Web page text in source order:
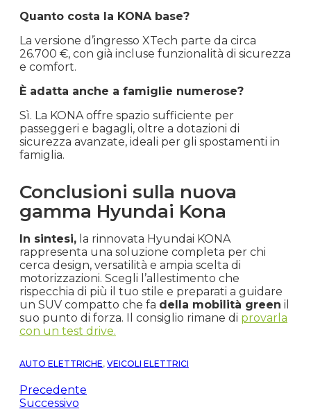
Quanto costa la KONA base?
La versione d’ingresso XTech parte da circa
26.700 €, con già incluse funzionalità di sicurezza
e comfort.
È adatta anche a famiglie numerose?
Sì. La KONA offre spazio sufficiente per
passeggeri e bagagli, oltre a dotazioni di
sicurezza avanzate, ideali per gli spostamenti in
famiglia.
Conclusioni sulla nuova
gamma Hyundai Kona
In sintesi, la rinnovata Hyundai KONA
rappresenta una soluzione completa per chi
cerca design, versatilità e ampia scelta di
motorizzazioni. Scegli l’allestimento che
rispecchia di più il tuo stile e preparati a guidare
un SUV compatto che fa della mobilità green il
suo punto di forza. Il consiglio rimane di provarla
con un test drive.
AUTO ELETTRICHE, VEICOLI ELETTRICI
Precedente
Successivo